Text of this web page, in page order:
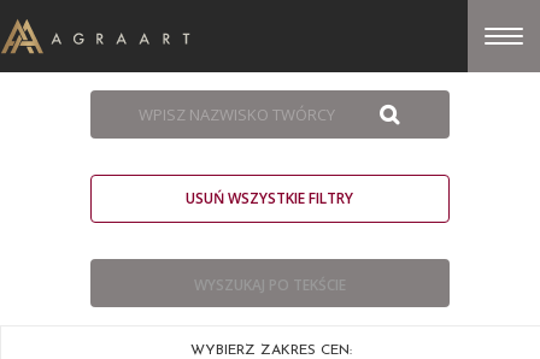
USUŃ WSZYSTKIE FILTRY
WYBIERZ ZAKRES CEN: